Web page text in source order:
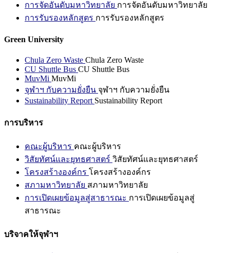
การจัดอันดับมหาวิทยาลัย การจัดอันดับมหาวิทยาลัย
การรับรองหลักสูตร การรับรองหลักสูตร
Green University
Chula Zero Waste Chula Zero Waste
CU Shuttle Bus CU Shuttle Bus
MuvMi MuvMi
จุฬาฯ กับความยั่งยืน จุฬาฯ กับความยั่งยืน
Sustainability Report Sustainability Report
การบริหาร
คณะผู้บริหาร คณะผู้บริหาร
วิสัยทัศน์และยุทธศาสตร์ วิสัยทัศน์และยุทธศาสตร์
โครงสร้างองค์กร โครงสร้างองค์กร
สภามหาวิทยาลัย สภามหาวิทยาลัย
การเปิดเผยข้อมูลสู่สาธารณะ การเปิดเผยข้อมูลสู่
สาธารณะ
บริจาคให้จุฬาฯ